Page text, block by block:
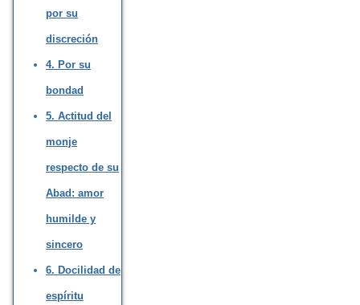
por su
discreción
4. Por su
bondad
5. Actitud del
monje
respecto de su
Abad: amor
humilde y
sincero
6. Docilidad de
espíritu